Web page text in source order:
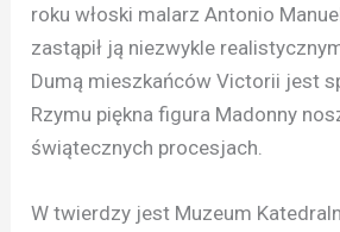
roku włoski malarz Antonio
zastąpił ją niezwykle
Dumą mieszkańców Victorii jest
Rzymu piękna figura Madonny
świątecznych procesjach.
W twierdzy jest Muzeum